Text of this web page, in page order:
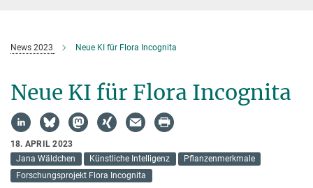
News 2023 Neue KI für Flora Incognita
Neue KI für Flora Incognita
18. APRIL 2023
Jana Wäldchen
Künstliche Intelligenz
Pflanzenmerkmale
Forschungsprojekt Flora Incognita